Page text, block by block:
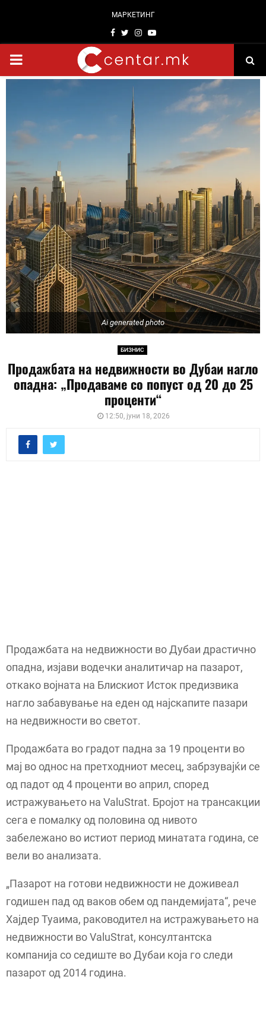
МАРКЕТИНГ
Facebook
TwitterInstagram
Youtube
PRIMARY
Ai generated photo
БИЗНИС
Продажбата на недвижности во Дубаи нагло
опадна: „Продаваме со попуст од 20 до 25
проценти“
12:50, јуни 18, 2026
Продажбата на недвижности во Дубаи драстично
опадна, изјави водечки аналитичар на пазарот,
откако војната на Блискиот Исток предизвика
нагло забавување на еден од најскапите пазари
на недвижности во светот.
Продажбата во градот падна за 19 проценти во
мај во однос на претходниот месец, забрзувајќи се
од падот од 4 проценти во април, според
истражувањето на ValuStrat. Бројот на трансакции
сега е помалку од половина од нивото
забележано во истиот период минатата година, се
вели во анализата.
„Пазарот на готови недвижности не доживеал
годишен пад од ваков обем од пандемијата“, рече
Хајдер Туаима, раководител на истражувањето на
недвижности во ValuStrat, консултантска
компанија со седиште во Дубаи која го следи
пазарот од 2014 година.